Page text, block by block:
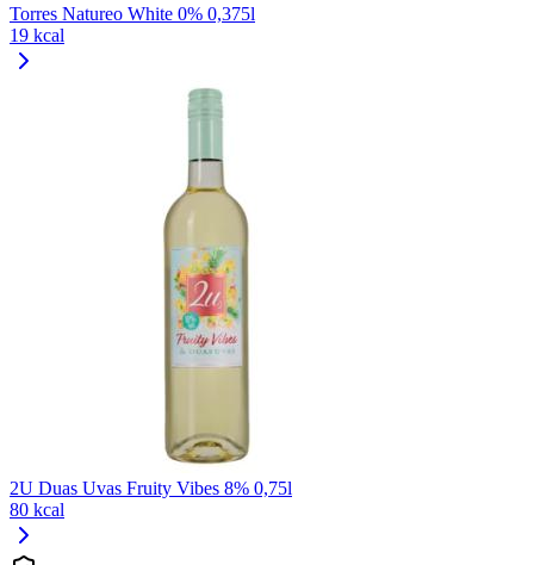
Torres Natureo White 0% 0,375l
19 kcal
2U Duas Uvas Fruity Vibes 8% 0,75l
80 kcal